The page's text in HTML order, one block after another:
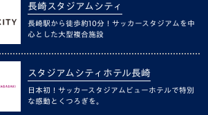
長崎スタジアムシティ
長崎駅から徒歩約10分！サッカースタジアムを中
心とした大型複合施設
スタジアムシティホテル長崎
日本初！サッカースタジアムビューホテルで特別
な感動とくつろぎを。